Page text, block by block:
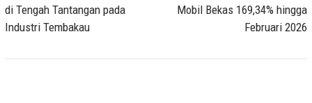
di Tengah Tantangan pada
Industri Tembakau
Mobil Bekas 169,34% hingga
Februari 2026